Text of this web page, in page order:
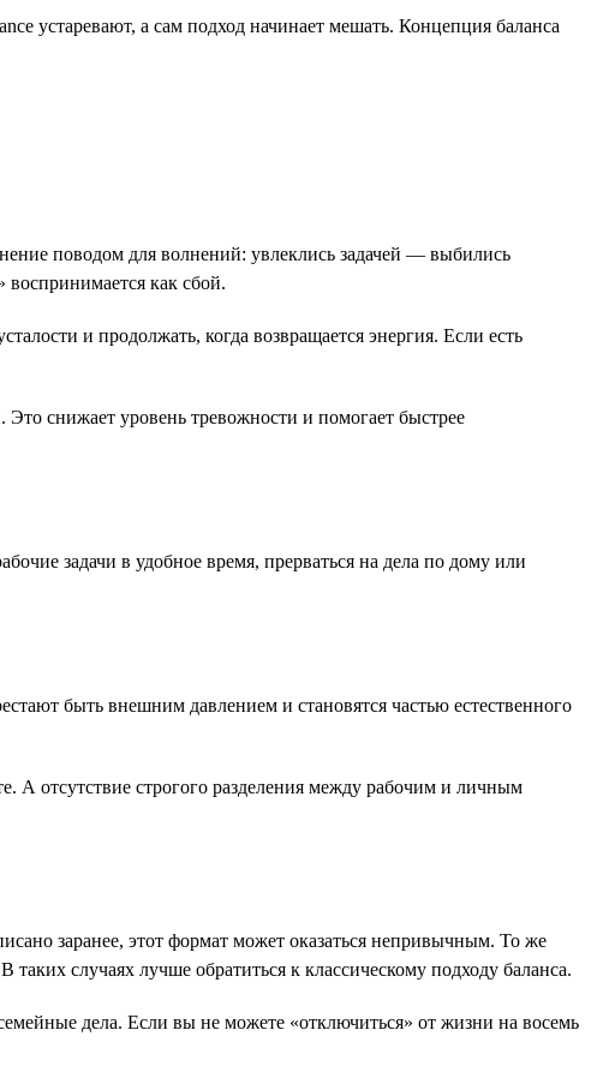
устаревают, а сам подход начинает мешать. Концепция баланса
поводом для волнений: увлеклись задачей — выбились
как сбой.
и продолжать, когда возвращается энергия. Если есть
снижает уровень тревожности и помогает быстрее
задачи в удобное время, прерваться на дела по дому или
быть внешним давлением и становятся частью естественного
А отсутствие строгого разделения между рабочим и личным
заранее, этот формат может оказаться непривычным. То же
случаях лучше обратиться к классическому подходу баланса.
дела. Если вы не можете «отключиться» от жизни на восемь